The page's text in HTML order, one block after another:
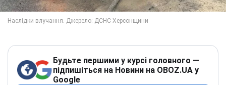
Будьте першими у курсі головного —
підпишіться на Новини на OBOZ.UA у
Google